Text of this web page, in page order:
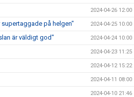
2024-04-26 12:00
supertaggade på helgen" 2024-04-25 10:00
är väldigt god" 2024-04-24 10:00
2024-04-23 11:25
2024-04-12 15:22
2024-04-11 08:00
2024-04-10 21:46